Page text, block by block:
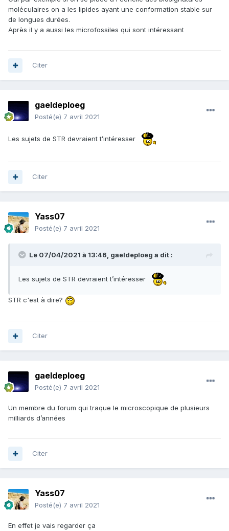
moléculaires on a les lipides ayant une conformation stable sur
de longues durées.
Après il y a aussi les microfossiles qui sont intéressant
Citer
gaeldeploeg
Posté(e) 7 avril 2021
Les sujets de STR devraient t’intéresser
Citer
Yass07
Posté(e) 7 avril 2021
Le 07/04/2021 à 13:46, gaeldeploeg a dit :
Les sujets de STR devraient t’intéresser
STR c'est à dire?
Citer
gaeldeploeg
Posté(e) 7 avril 2021
Un membre du forum qui traque le microscopique de plusieurs
milliards d’années
Citer
Yass07
Posté(e) 7 avril 2021
En effet je vais regarder ça